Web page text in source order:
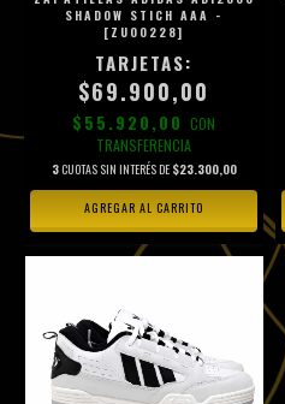
SHADOW STICH AAA -
[ZU00228]
$69.900,00
$55.920,00 CON
TRANSFERENCIA
3CUOTAS SIN INTERÉS DE $23.300,00
AGREGAR AL CARRITO